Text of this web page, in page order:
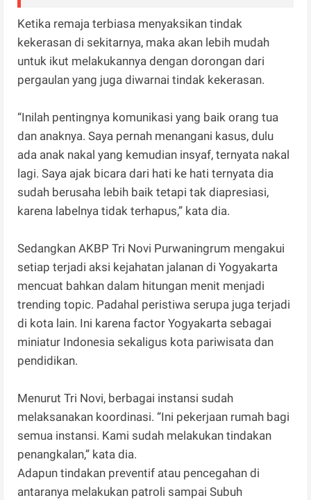
Ketika remaja terbiasa menyaksikan tindak
kekerasan di sekitarnya, maka akan lebih mudah
untuk ikut melakukannya dengan dorongan dari
pergaulan yang juga diwarnai tindak kekerasan.
“Inilah pentingnya komunikasi yang baik orang tua
dan anaknya. Saya pernah menangani kasus, dulu
ada anak nakal yang kemudian insyaf, ternyata nakal
lagi. Saya ajak bicara dari hati ke hati ternyata dia
sudah berusaha lebih baik tetapi tak diapresiasi,
karena labelnya tidak terhapus,” kata dia.
Sedangkan AKBP Tri Novi Purwaningrum mengakui
setiap terjadi aksi kejahatan jalanan di Yogyakarta
mencuat bahkan dalam hitungan menit menjadi
trending topic. Padahal peristiwa serupa juga terjadi
di kota lain. Ini karena factor Yogyakarta sebagai
miniatur Indonesia sekaligus kota pariwisata dan
pendidikan.
Menurut Tri Novi, berbagai instansi sudah
melaksanakan koordinasi. “Ini pekerjaan rumah bagi
semua instansi. Kami sudah melakukan tindakan
penangkalan,” kata dia.
Adapun tindakan preventif atau pencegahan di
antaranya melakukan patroli sampai Subuh